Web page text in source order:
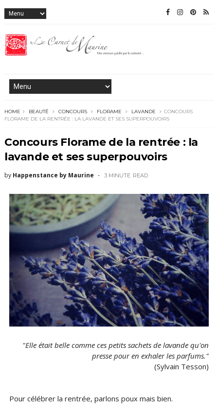
HOME BEAUTÉ CONCOURS FLORAME LAVANDE
CONCOURS
FLORAME DE LA RENTRÉE : LA LAVANDE ET SES SUPERPOUVOIRS
Concours Florame de la rentrée : la
lavande et ses superpouvoirs
by Happenstance by Maurine 3 MINUTE READ
"Elle était belle comme ces petits sachets de lavande qu'on
presse pour en exhaler les parfums."
(Sylvain Tesson)
Pour célébrer la rentrée, parlons poux mais bien.